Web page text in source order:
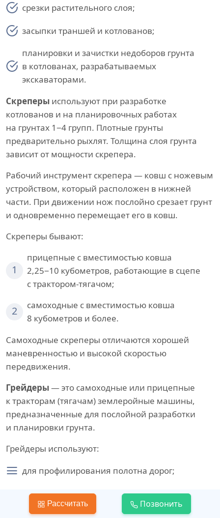
срезки растительного слоя;
засыпки траншей и котлованов;
планировки и зачистки недоборов грунта
в котлованах, разрабатываемых
экскаваторами.
Скреперы используют при разработке
котлованов и на планировочных работах
на грунтах 1−4 групп. Плотные грунты
предварительно рыхлят. Толщина слоя грунта
зависит от мощности скрепера.
Рабочий инструмент скрепера — ковш с ножевым
устройством, который расположен в нижней
части. При движении нож послойно срезает грунт
и одновременно перемещает его в ковш.
Скреперы бывают:
1
прицепные с вместимостью ковша
2,25−10 кубометров, работающие в сцепе
с трактором-тягачом;
2
самоходные с вместимостью ковша
8 кубометров и более.
Самоходные скреперы отличаются хорошей
маневренностью и высокой скоростью
передвижения.
Грейдеры — это самоходные или прицепные
к тракторам (тягачам) землеройные машины,
предназначенные для послойной разработки
и планировки грунта.
Грейдеры используют:
для профилирования полотна дорог;
устройства кюветов и откосов;
Рассчитать Позвонить